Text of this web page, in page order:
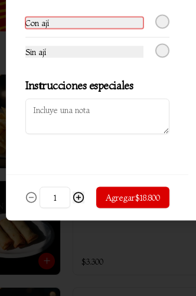
Arrollado primavera (6
Wantan sin carne (10
unidades)
$3.300
Con ají
Sin ají
Instrucciones especiales
Agregar$18.800